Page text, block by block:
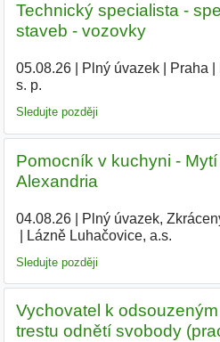
Technický specialista -
staveb - vozovky
05.08.26| Plný úvazek| Praha
s. p.
Sledujte později
Pomocník v kuchyni -
Alexandria
04.08.26| Plný úvazek,
Lázně Luhačovice, a.s.
Sledujte později
Vychovatel k
trestu odnětí svobody